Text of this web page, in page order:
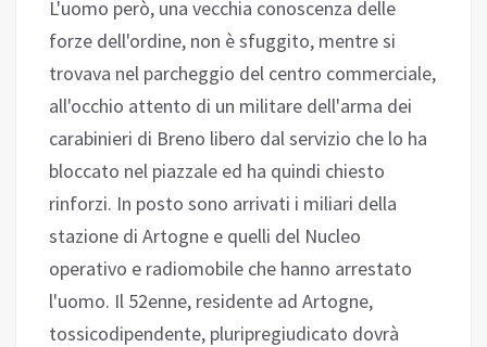
L'uomo però, una vecchia conoscenza delle
forze dell'ordine, non è sfuggito, mentre si
trovava nel parcheggio del centro commerciale,
all'occhio attento di un militare dell'arma dei
carabinieri di Breno libero dal servizio che lo ha
bloccato nel piazzale ed ha quindi chiesto
rinforzi. In posto sono arrivati i miliari della
stazione di Artogne e quelli del Nucleo
operativo e radiomobile che hanno arrestato
l'uomo. Il 52enne, residente ad Artogne,
tossicodipendente, pluripregiudicato dovrà